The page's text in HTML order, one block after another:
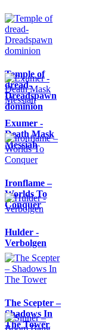
Temple of
dread-
Dreadspawn
dominion
Exumer -
Death Mask
Messiah
Ironflame –
Worlds To
Conquer
Hulder -
Verbolgen
The Scepter –
Shadows In
The Tower